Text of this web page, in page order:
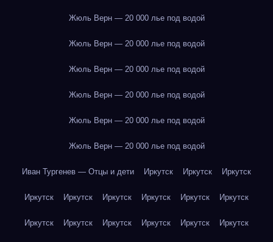
Жюль Верн — 20 000 лье под водой
Жюль Верн — 20 000 лье под водой
Жюль Верн — 20 000 лье под водой
Жюль Верн — 20 000 лье под водой
Жюль Верн — 20 000 лье под водой
Жюль Верн — 20 000 лье под водой
Иван Тургенев — Отцы и дети Иркутск Иркутск Иркутск
Иркутск Иркутск Иркутск Иркутск Иркутск Иркутск
Иркутск Иркутск Иркутск Иркутск Иркутск Иркутск